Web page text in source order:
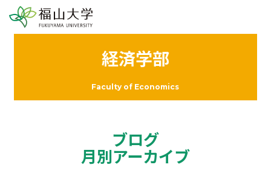
経済学部
Faculty of Economics
ブログ
月別アーカイブ